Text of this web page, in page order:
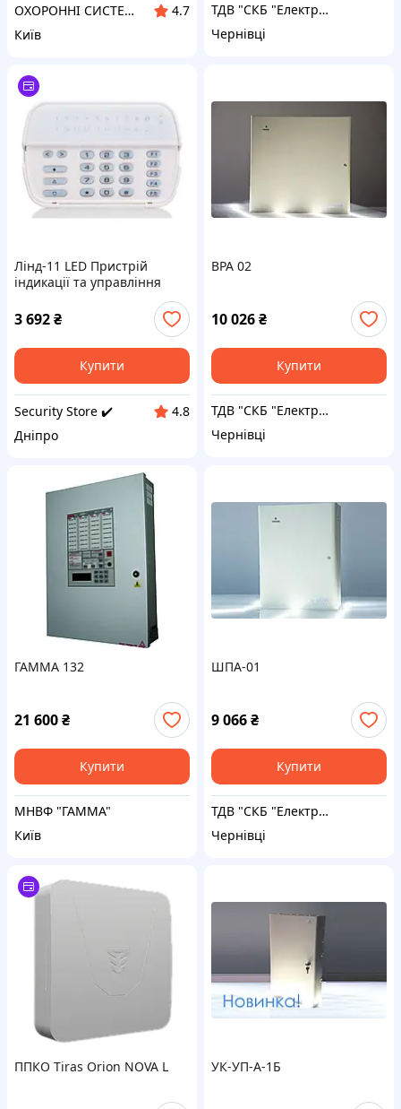
ОХОРОННІ СИСТЕМИ ВІД GL-GROUP
4.7
Київ
ТДВ "СКБ "Електронмаш"
Чернівці
Лінд-11 LED Пристрій
індикації та управління
3 692₴
Купити
Security Store ✔️
4.8
Дніпро
BPA 02
10 026₴
Купити
ТДВ "СКБ "Електронмаш"
Чернівці
ГАММА 132
21 600₴
Купити
МНВФ "ГАММА"
Київ
ШПА-01
9 066₴
Купити
ТДВ "СКБ "Електронмаш"
Чернівці
ППКО Tiras Orion NOVA L УК-УП-А-1Б